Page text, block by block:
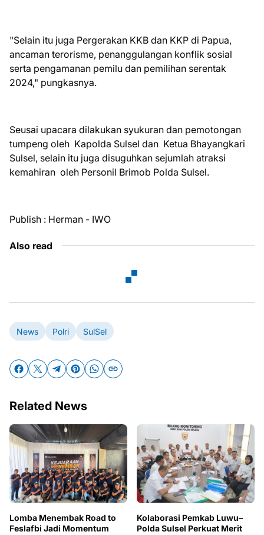
"Selain itu juga Pergerakan KKB dan KKP di Papua,
ancaman terorisme, penanggulangan konflik sosial
serta pengamanan pemilu dan pemilihan serentak
2024," pungkasnya.
Seusai upacara dilakukan syukuran dan pemotongan
tumpeng oleh Kapolda Sulsel dan Ketua Bhayangkari
Sulsel, selain itu juga disuguhkan sejumlah atraksi
kemahiran oleh Personil Brimob Polda Sulsel.
Publish : Herman - IWO
Also read
News Polri SulSel
Related News
Lomba Menembak Road to
Feslafbi Jadi Momentum
Kolaborasi Pemkab Luwu–
Polda Sulsel Perkuat Merit